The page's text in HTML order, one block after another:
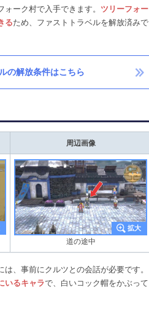
ーク村で入手できます。 ツリーフォー
るため、ファストトラベルを解放済みで
の解放条件はこちら
周辺画像
道の途中
、事前にクルツとの会話が必要です。
いるキャラで、白いコック帽をかぶって